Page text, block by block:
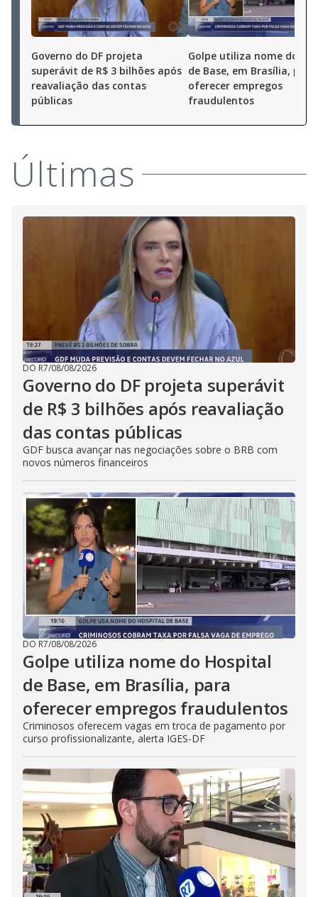
Governo do DF projeta
superávit de R$ 3 bilhões após
reavaliação das contas
públicas
Golpe utiliza nome do
de Base, em Brasília, para
oferecer empregos
fraudulentos
Últimas
DO R7/08/08/2026
Governo do DF projeta superávit
de R$ 3 bilhões após reavaliação
das contas públicas
GDF busca avançar nas negociações sobre o BRB com
novos números financeiros
DO R7/08/08/2026
Golpe utiliza nome do Hospital
de Base, em Brasília, para
oferecer empregos fraudulentos
Criminosos oferecem vagas em troca de pagamento por
curso profissionalizante, alerta IGES-DF